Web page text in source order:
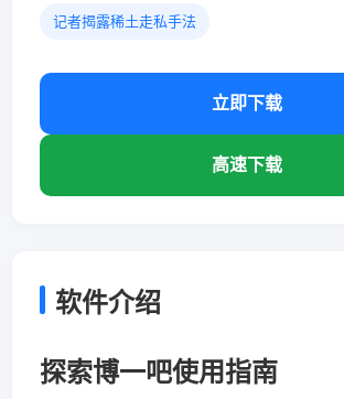
记者揭露稀土走私手法
立即下载
高速下载
软件介绍
探索博一吧使用指南